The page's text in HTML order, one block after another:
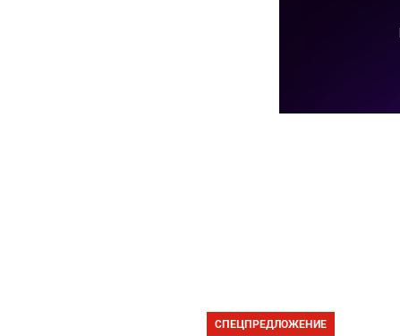
СПЕЦПРЕДЛОЖЕНИЕ